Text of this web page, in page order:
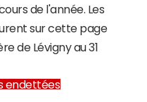
de l'année. Les
sur cette page
de Lévigny au 31
endettées